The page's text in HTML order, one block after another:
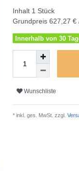
Inhalt 1 Stück
Grundpreis 627,27 €
Innerhalb von 30
Wunschliste
* inkl. ges. MwSt. zzgl.